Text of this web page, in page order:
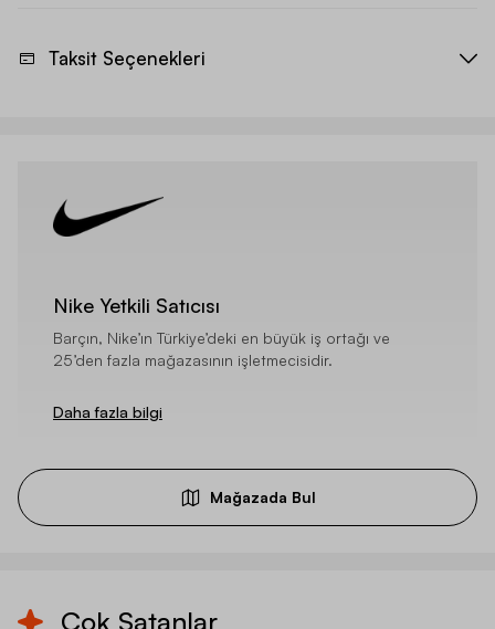
Taksit Seçenekleri
Nike Yetkili Satıcısı
Barçın, Nike’ın Türkiye’deki en büyük iş ortağı ve
25’den fazla mağazasının işletmecisidir.
Daha fazla bilgi
Mağazada Bul
Çok Satanlar